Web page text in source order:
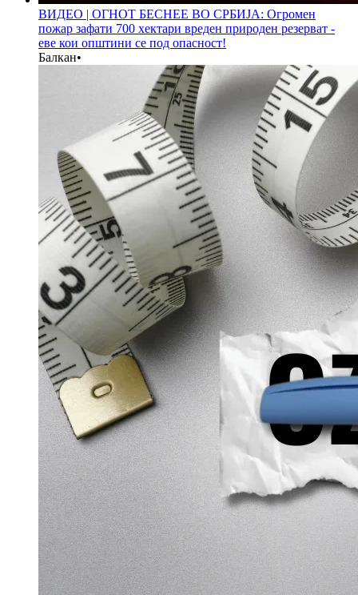
ВИДЕО | ОГНОТ БЕСНЕЕ ВО СРБИЈА: Огромен
пожар зафати 700 хектари вреден природен резерват -
еве кои општини се под опасност!
Балкан•